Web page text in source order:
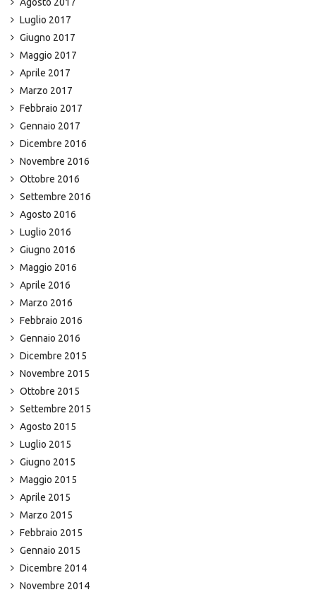
Luglio 2017
Giugno 2017
Maggio 2017
Aprile 2017
Marzo 2017
Febbraio 2017
Gennaio 2017
Dicembre 2016
Novembre 2016
Ottobre 2016
Settembre 2016
Agosto 2016
Luglio 2016
Giugno 2016
Maggio 2016
Aprile 2016
Marzo 2016
Febbraio 2016
Gennaio 2016
Dicembre 2015
Novembre 2015
Ottobre 2015
Settembre 2015
Agosto 2015
Luglio 2015
Giugno 2015
Maggio 2015
Aprile 2015
Marzo 2015
Febbraio 2015
Gennaio 2015
Dicembre 2014
Novembre 2014